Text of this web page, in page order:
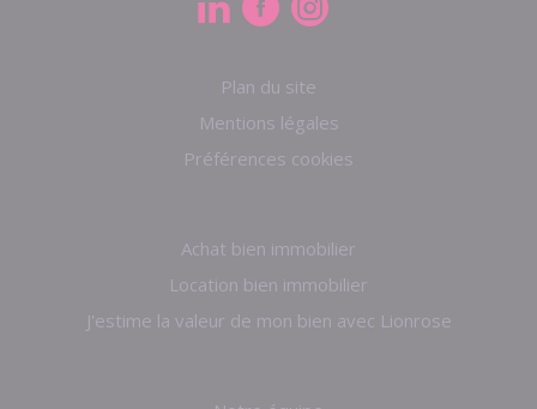
Plan du site
Mentions légales
Préférences cookies
Achat bien immobilier
Location bien immobilier
J'estime la valeur de mon bien avec Lionrose